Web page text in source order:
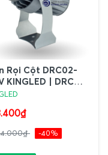
Rọi Cột DRC02-
KINGLED | DRC
-40%